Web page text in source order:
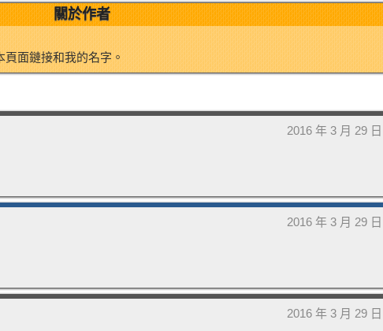
o
關於作者
面鏈接和我的名字。
2016 年 3 月 29
2016 年 3 月 29
2016 年 3 月 29